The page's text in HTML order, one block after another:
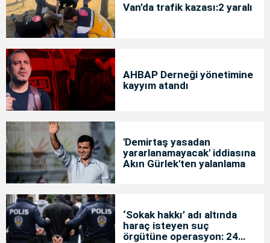
Van’da trafik kazası:2 yaralı
AHBAP Derneği yönetimine
kayyım atandı
'Demirtaş yasadan
yararlanamayacak' iddiasına
Akın Gürlek'ten yalanlama
‘Sokak hakkı’ adı altında
haraç isteyen suç
örgütüne operasyon: 24